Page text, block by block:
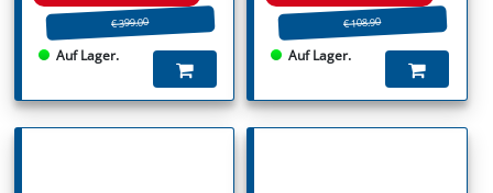
€ 399.00
Auf Lager.
€ 108.90
Auf Lager.